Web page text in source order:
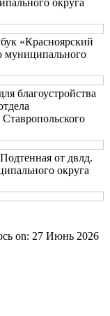
«Красноярский
муниципального
благоустройства
от двлд.
округа
on: 27 Июнь 2026